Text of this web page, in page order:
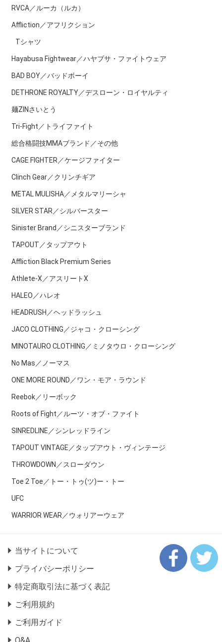
RVCA／ルーカ（ルカ）
Affliction／アフリクション
Tシャツ
Hayabusa Fightwear／ハヤブサ・ファイトウェア
BAD BOY／バッドボーイ
DETHRONE ROYALTY／デスローン・ロイヤルティ
麺ZINさいとう
Tri-Fight／トライファイト
総合格闘技MMAブランド／その他
CAGE FIGHTER／ケージファイター
Clinch Gear／クリンチギア
METAL MULISHA／メタルマリーシャ
SILVER STAR／シルバースター
Sinister Brand／シニスターブランド
TAPOUT／タップアウト
Affliction Black Premium Series
Athlete-X／アスリートX
HALEO／ハレオ
HEADRUSH／ヘッドラッシュ
JACO CLOTHING／ジャコ・クローシング
MINOTAURO CLOTHING／ミノタウロ・クローシング
No Mas／ノーマス
ONE MORE ROUND／ワン・モア・ラウンド
Reebok／リーボック
Roots of Fight／ルーツ・オブ・ファイト
SINREDLINE／シンレッドライン
TAPOUT VINTAGE／タップアウト・ヴィンテージ
THROWDOWN／スローダウン
Toe 2 Toe／トー・トゥ(ツ)ー・トー
UFC
WARRIOR WEAR／ウォリアーウェア
当サイトについて
プライバシーポリシー
特定商取引法に基づく表記
ご利用規約
ご利用ガイド